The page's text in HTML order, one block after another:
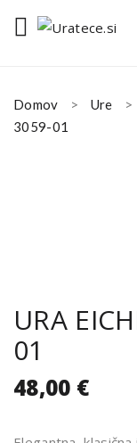
Domov Ure
3059-01
URA
01
48,00 €